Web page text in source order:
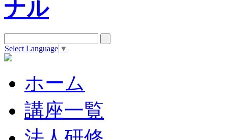
Select Language ▼
ホーム
講座一覧